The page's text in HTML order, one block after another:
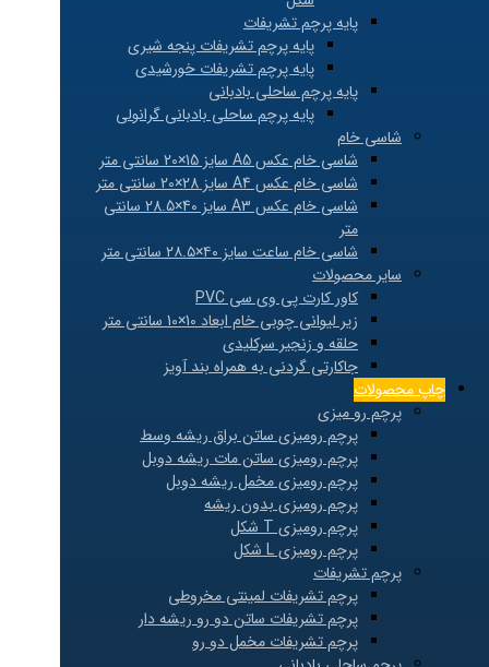
پایه پرچم تشریفات
پایه پرچم تشریفات پنجه شیری
پایه پرچم تشریفات خورشیدی
پایه پرچم ساحلی بادبانی
پایه پرچم ساحلی بادبانی گرانولی
شاسی خام
شاسی خام عکس A5 سایز 15×20 سانتی متر
شاسی خام عکس A4 سایز 28×20 سانتی متر
شاسی خام عکس A3 سایز 40×28.5 سانتی
متر
شاسی خام ساعت سایز ۴۰×۲۸.۵ سانتی متر
سایر محصولات
کاور کارت پی وی سی PVC
زیر لیوانی چوبی خام ابعاد 10×10 سانتی متر
حلقه و زنجیر سرکلیدی
جاکارتی گردنی به همراه بند آویز
چاپ محصولات
پرچم رو میزی
پرچم رومیزی ساتن براق ریشه وسط
پرچم رومیزی ساتن مات ریشه دوبل
پرچم رومیزی مخمل ریشه دوبل
پرچم رومیزی بدون ریشه
پرچم رومیزی T شکل
پرچم رومیزی L شکل
پرچم تشریفات
پرچم تشریفات لمینتی مخروطی
پرچم تشریفات ساتن دو رو ریشه دار
پرچم تشریفات مخمل دو رو